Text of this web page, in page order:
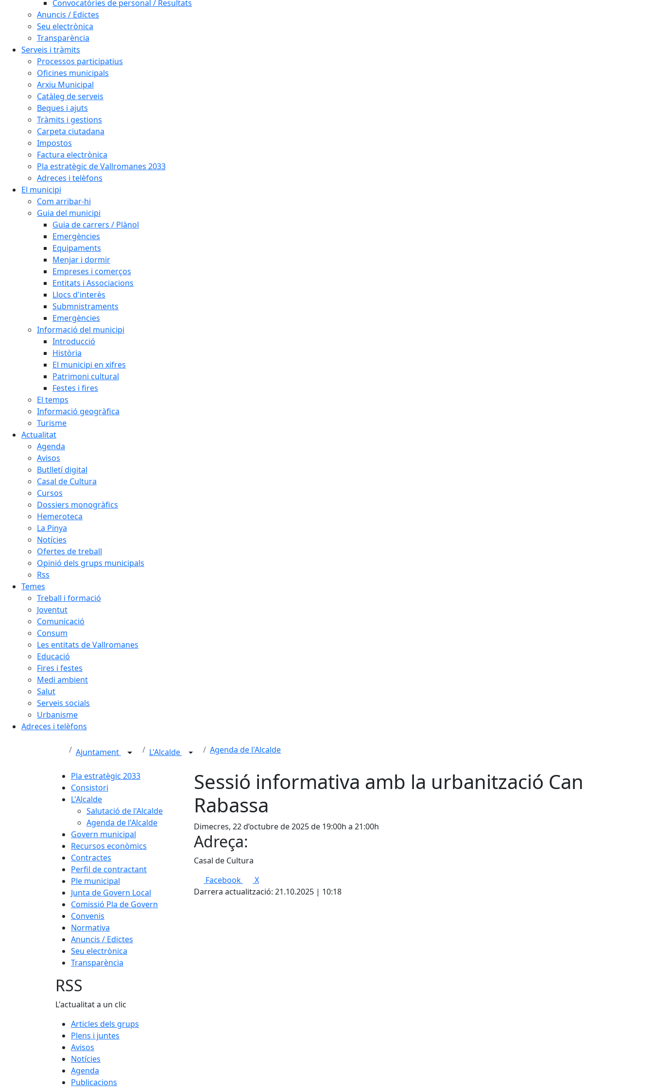
Convocatòries de personal / Resultats
Anuncis / Edictes
Seu electrònica
Transparència
Serveis i tràmits
Processos participatius
Oficines municipals
Arxiu Municipal
Catàleg de serveis
Beques i ajuts
Tràmits i gestions
Carpeta ciutadana
Impostos
Factura electrònica
Pla estratègic de Vallromanes 2033
Adreces i telèfons
El municipi
Com arribar-hi
Guia del municipi
Guia de carrers / Plànol
Emergències
Equipaments
Menjar i dormir
Empreses i comerços
Entitats i Associacions
Llocs d'interès
Submnistraments
Emergències
Informació del municipi
Introducció
Història
El municipi en xifres
Patrimoni cultural
Festes i fires
El temps
Informació geogràfica
Turisme
Actualitat
Agenda
Avisos
Butlletí digital
Casal de Cultura
Cursos
Dossiers monogràfics
Hemeroteca
La Pinya
Notícies
Ofertes de treball
Opinió dels grups municipals
Rss
Temes
Treball i formació
Joventut
Comunicació
Consum
Les entitats de Vallromanes
Educació
Fires i festes
Medi ambient
Salut
Serveis socials
Urbanisme
Adreces i telèfons
Ajuntament L'Alcalde Agenda de l'Alcalde
Pla estratègic 2033
Consistori
L'Alcalde
Salutació de l'Alcalde
Agenda de l'Alcalde
Govern municipal
Recursos econòmics
Contractes
Perfil de contractant
Ple municipal
Junta de Govern Local
Comissió Pla de Govern
Convenis
Normativa
Anuncis / Edictes
Seu electrònica
Transparència
Sessió informativa amb la urbanització Can
Rabassa
Dimecres, 22 d’octubre de 2025 de 19:00h a 21:00h
Adreça:
Casal de Cultura
Facebook
X
Darrera actualització: 21.10.2025 | 10:18
RSS
L'actualitat a un clic
Articles dels grups
Plens i juntes
Avisos
Notícies
Agenda
Publicacions